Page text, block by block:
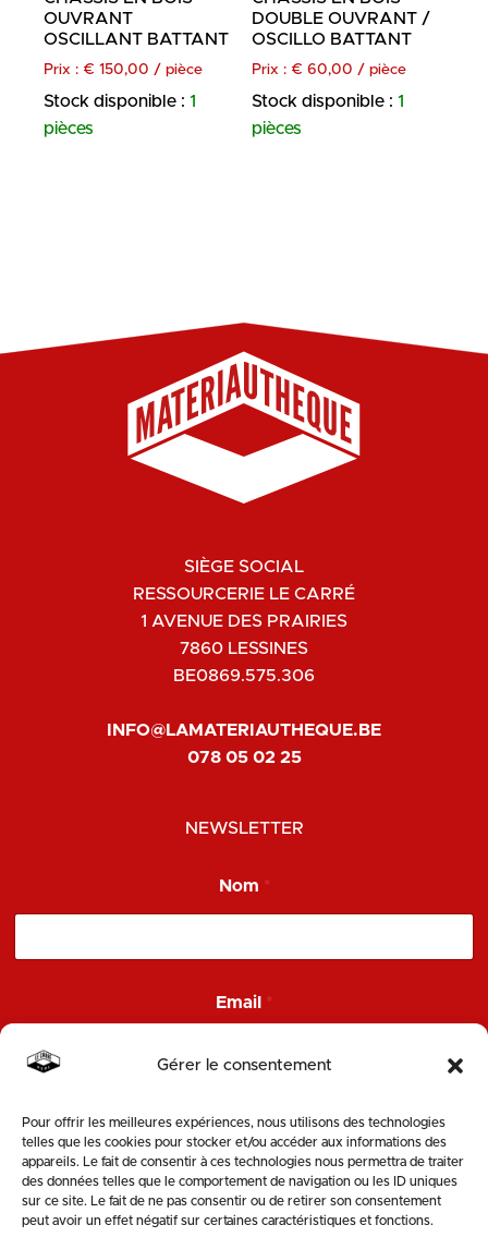
Gérer le consentement
Pour offrir les meilleures expériences, nous utilisons des technologies
telles que les cookies pour stocker et/ou accéder aux informations des
appareils. Le fait de consentir à ces technologies nous permettra de traiter
des données telles que le comportement de navigation ou les ID uniques
sur ce site. Le fait de ne pas consentir ou de retirer son consentement
peut avoir un effet négatif sur certaines caractéristiques et fonctions.
OUVRANT
OSCILLANT BATTANT
Prix : € 150,00 / pièce
Stock disponible : 1
pièces
DOUBLE OUVRANT /
OSCILLO BATTANT
Prix : € 60,00 / pièce
Stock disponible : 1
pièces
SIÈGE SOCIAL
RESSOURCERIE LE CARRÉ
1 AVENUE DES PRAIRIES
7860 LESSINES
BE0869.575.306
INFO@LAMATERIAUTHEQUE.BE
078 05 02 25
NEWSLETTER
o
m
Nom *
Email *
ENVOYER
SUIVEZ-NOUS